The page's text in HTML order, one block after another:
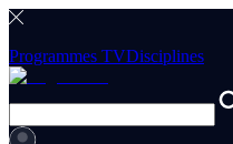
Programmes TVDisciplines